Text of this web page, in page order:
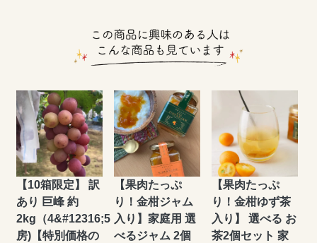
【10箱限定】 訳
あり 巨峰 約
2kg（4&#12316;5
房)【特別価格の
【果肉たっぷ
り！金柑ジャム
入り】家庭用 選
べるジャム 2個
【果肉たっぷ
り！金柑ゆず茶
入り】 選べる お
茶2個セット 家